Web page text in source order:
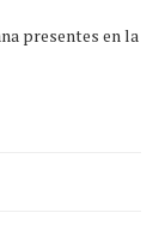
presentes en la